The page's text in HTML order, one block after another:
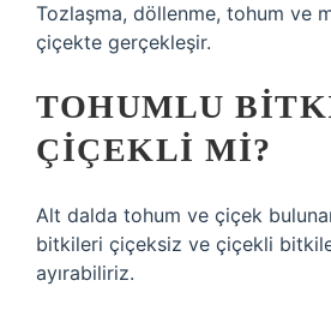
Tozlaşma, döllenme, tohum ve
çiçekte gerçekleşir.
TOHUMLU
ÇIÇEKLI MI?
Alt dalda tohum ve çiçek
bitkileri çiçeksiz ve çiçekli
ayırabiliriz.